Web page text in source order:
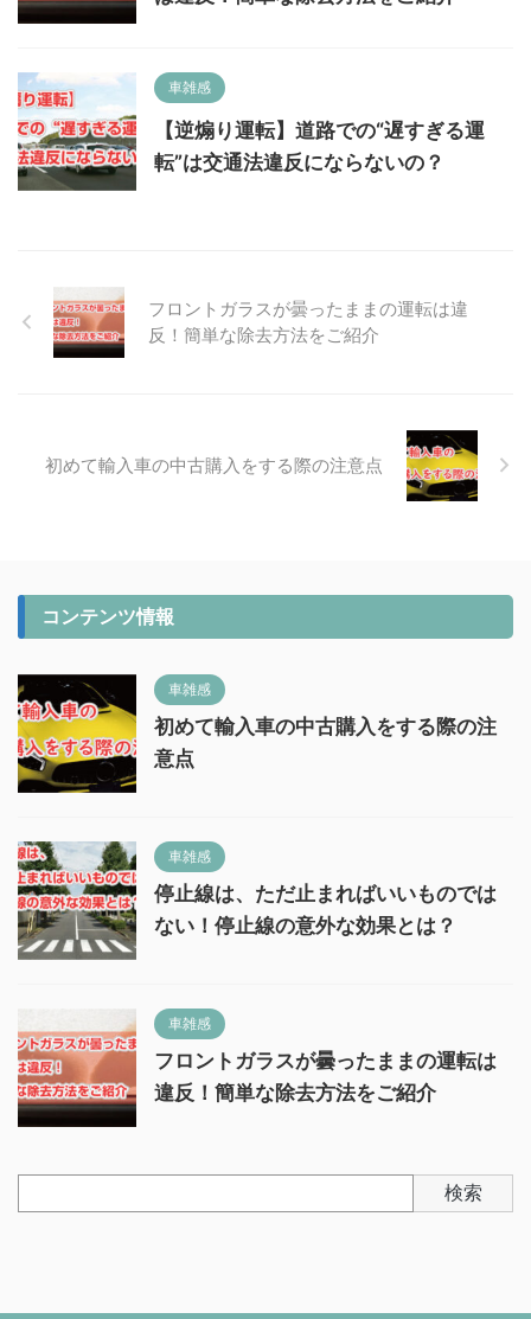
車雑感
【逆煽り運転】道路での“遅すぎる運
転”は交通法違反にならないの？
フロントガラスが曇ったままの運転は違
反！簡単な除去方法をご紹介
初めて輸入車の中古購入をする際の注意点
コンテンツ情報
車雑感
初めて輸入車の中古購入をする際の注
意点
車雑感
停止線は、ただ止まればいいものでは
ない！停止線の意外な効果とは？
車雑感
フロントガラスが曇ったままの運転は
違反！簡単な除去方法をご紹介
検索